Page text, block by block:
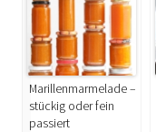
Marillenmarmelade –
stückig oder fein
passiert